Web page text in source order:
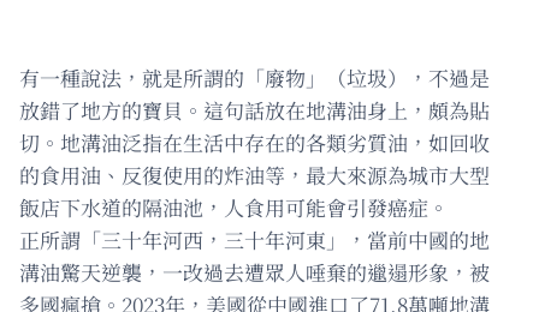
有一種說法，就是所謂的「廢物」（垃圾），不過是
放錯了地方的寶貝。這句話放在地溝油身上，頗為貼
切。地溝油泛指在生活中存在的各類劣質油，如回收
的食用油、反復使用的炸油等，最大來源為城市大型
飯店下水道的隔油池，人食用可能會引發癌症。
正所謂「三十年河西，三十年河東」，當前中國的地
溝油驚天逆襲，一改過去遭眾人唾棄的邋遢形象，被
多國瘋搶。2023年，美國從中國進口了71.8萬噸地溝